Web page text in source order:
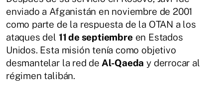
enviado a Afganistán en noviembre de 2001
como parte de la respuesta de la OTAN a los
ataques del 11 de septiembreen Estados
Unidos. Esta misión tenía como objetivo
desmantelar la red de Al-Qaeda y derrocar al
régimen talibán.